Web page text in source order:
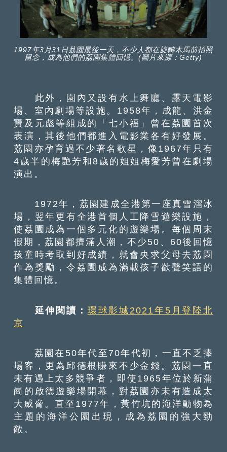
1997年3月31日荔園最後一天，不少人都在旋轉木馬前拍照
留念，成為他們的荔園集體回憶。(圖片來源：Getty)
此外，園內又設有水上舞廳、露天電影
場、室內劇場等設施。1958年，成龍、洪金
寶及元彪等組成的「七小福」曾在荔園首次
表演，其後他們都進入電影業各有好發展。
荔園亦孕育過不少著名歌星，像1967年只有
4歲半的梅艷芳和8歲的姐姐梅愛芳曾在劇場
演出。
1972年，荔園建成全港第一座真雪溜冰
場，翌年更有全港首個人工降雪遊樂設施，
使荔園成為一個多元化的遊樂場。每個周末
假期，荔園都擠滿人潮，不少50、60後回憶
孩童時考取到好成績，就會央求父母去荔園
作為獎勵，令荔園成為滿載孩子歡聲笑語的
集體回憶。
延伸閱讀： 環球影城2021年5月登陸北
京
荔園在50年代至70年代初，一直不乏捧
場客，更為邱德根賺來不少金錢。荔園一直
未有遇上太多競爭者，即使1965年位於新蒲
崗的啟德遊樂場開幕，對荔園亦未有造成太
大威脅。直至1977年，黃竹坑的海洋動物為
主題的海洋公園出現，成為荔園的強大勁
敵。